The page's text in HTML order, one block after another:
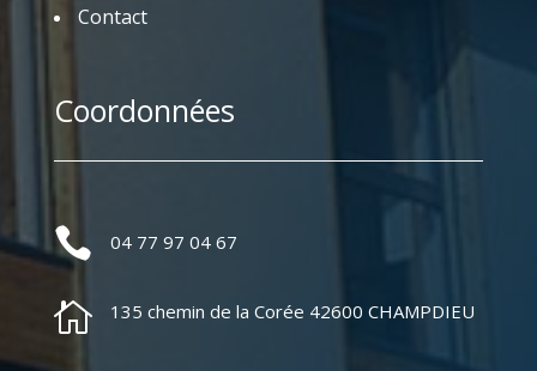
Contact
Coordonnées
 04 77 97 04 67
 135 chemin de la Corée 42600 CHAMPDIEU